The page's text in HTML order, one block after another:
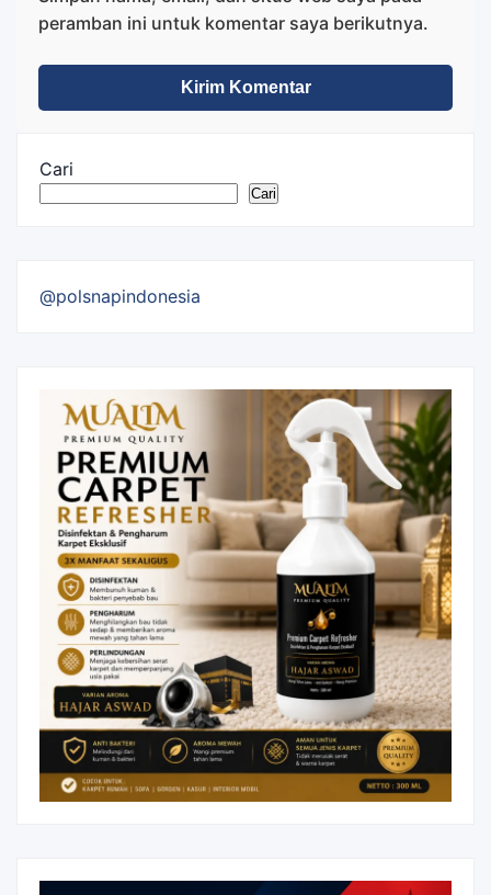
peramban ini untuk komentar saya berikutnya.
Cari
Cari
@polsnapindonesia